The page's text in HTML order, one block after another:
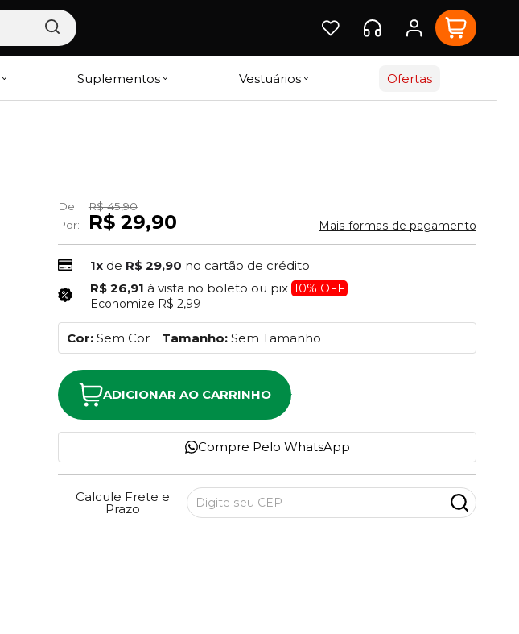
Suplementos Vestuários Ofertas
De:
R$ 45,90
Por:
R$ 29,90 Mais formas de pagamento
1x de R$ 29,90 no cartão de crédito
R$ 26,91 à vista no boleto ou pix 10% OFF
Economize R$ 2,99
Cor:Sem Cor Tamanho:Sem Tamanho
ADICIONAR AO CARRINHO
Compre Pelo WhatsApp
Calcule Frete e
Prazo